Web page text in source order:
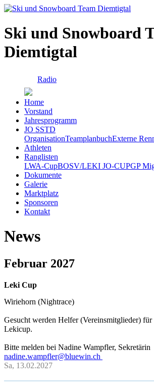
Ski und Snowboard
Diemtigtal
Radio
Home
Vorstand
Jahresprogramm
JO SSTD
OrganisationTeamplanbuchExterne
Athleten
Ranglisten
LWA-CupBOSV/LEKI JO-CUPGP
Dokumente
Galerie
Marktplatz
Sponsoren
Kontakt
News
Februar 2027
Leki Cup
Wiriehorn (Nightrace)
Gesucht werden Helfer (Vereinsmitglieder) für
Lekicup.
Bitte melden bei Nadine Wampfler,
nadine.wampfler@bluewin.ch
Sa, 13.02.2027